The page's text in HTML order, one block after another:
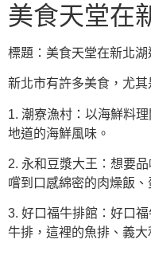
美食天堂在
標題：美食天堂在新北
新北市有許多美食，尤
1. 潮寮漁村：以海鮮料
地道的海鮮風味。
2. 永和豆漿大王：想要
嚐到口感綿密的肉燥飯
3. 好口福牛排館：好口
牛排，這裡的魚排、義大